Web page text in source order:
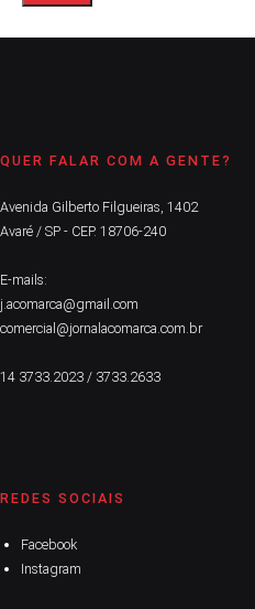
QUER FALAR COM A GENTE?
Avenida Gilberto Filgueiras, 1402
Avaré / SP - CEP. 18706-240
E-mails:
j.acomarca@gmail.com
comercial@jornalacomarca.com.br
14 3733.2023 / 3733.2633
REDES SOCIAIS
Facebook
Instagram